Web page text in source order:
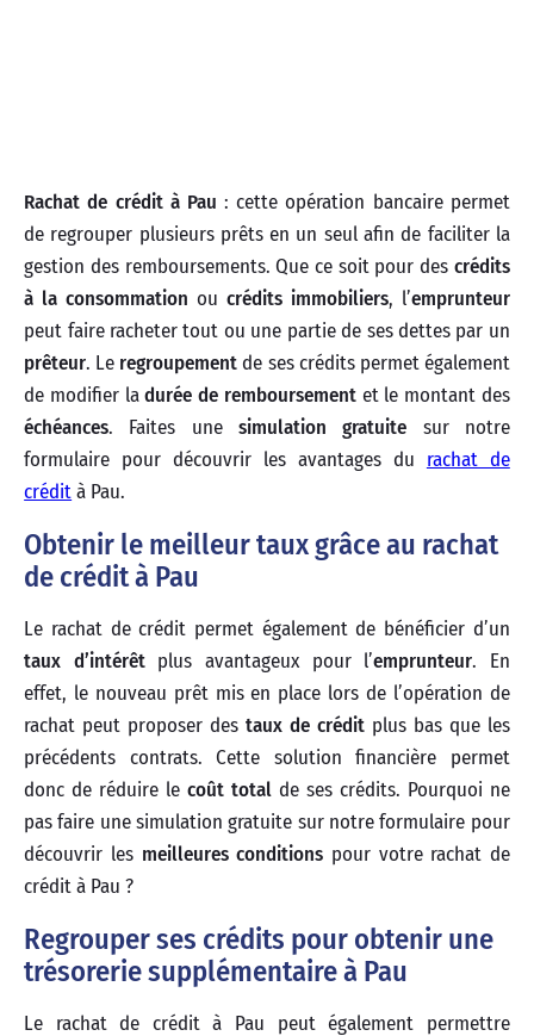
Rachat de crédit à Pau : cette opération bancaire permet
de regrouper plusieurs prêts en un seul afin de faciliter la
gestion des remboursements. Que ce soit pour des crédits
à la consommation ou crédits immobiliers, l’emprunteur
peut faire racheter tout ou une partie de ses dettes par un
prêteur. Le regroupement de ses crédits permet également
de modifier ladurée de remboursementet le montant des
échéances. Faites une simulation gratuite sur notre
formulaire pour découvrir les avantages du rachat de
crédit à Pau.
Obtenir le meilleur taux grâce au rachat
de crédit à Pau
Le rachat de crédit permet également de bénéficier d’un
taux d’intérêtplus avantageux pour l’emprunteur. En
effet, le nouveau prêt mis en place lors de l’opération de
rachat peut proposer destaux de créditplus bas que les
précédents contrats. Cette solution financière permet
donc de réduire lecoût total de ses crédits. Pourquoi ne
pas faire une simulation gratuite sur notre formulaire pour
découvrir les meilleures conditions pour votre rachat de
crédit à Pau ?
Regrouper ses crédits pour obtenir une
trésorerie supplémentaire à Pau
Le rachat de crédit à Pau peut également permettre